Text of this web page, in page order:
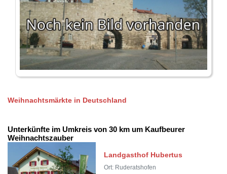
Weihnachtsmärkte in Deutschland
Unterkünfte im Umkreis von 30 km um Kaufbeurer
Weihnachtszauber
Landgasthof Hubertus
Ort: Ruderatshofen